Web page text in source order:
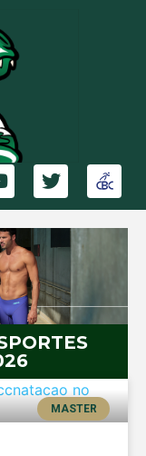
MASTER